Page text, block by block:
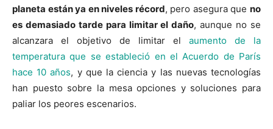
planeta están ya en niveles récord, pero asegura queno
es demasiado tarde para limitar el daño, aunque no se
alcanzara el objetivo de limitar el aumento de la
temperatura que se estableció en el Acuerdo de París
hace 10 años, y que la ciencia y las nuevas tecnologías
han puesto sobre la mesa opciones y soluciones para
paliar los peores escenarios.